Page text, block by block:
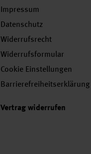
Impressum
Datenschutz
Widerrufsrecht
Widerrufsformular
Cookie Einstellungen
Barrierefreiheitserklärung
Vertrag widerrufen